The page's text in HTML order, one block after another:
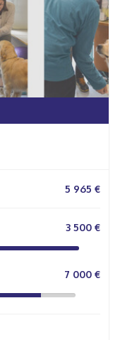
5 965 €
3 500 €
7 000 €